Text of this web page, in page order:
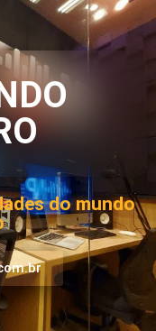
do mundo